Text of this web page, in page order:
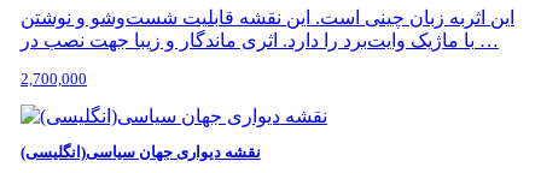
این اثربه زبان چینی است. این نقشه قابلیت شست‌وشو و نوشتن
با ماژیک وایت‌برد را دارد. اثری ماندگار و زیبا جهت نصب در …
2,700,000
نقشه دیواری جهان سیاسی(انگلیسی)